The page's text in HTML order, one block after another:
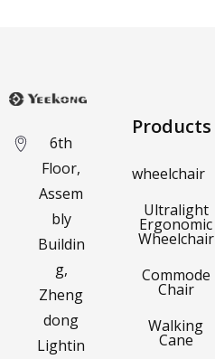
6th
Floor,
Assem
bly
Buildin
g,
Zheng
dong
Lightin
Products
wheelchair
Ultralight
Ergonomic
Wheelchair
Commode
Chair
Walking
Cane